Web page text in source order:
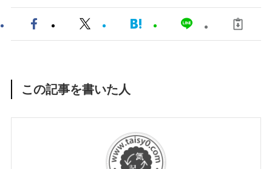
この記事を書いた人